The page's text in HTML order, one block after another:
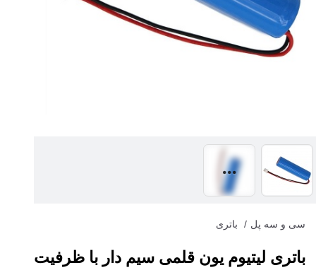
سی و سه پل / باتری
باتری لیتیوم یون قلمی سیم دار با ظرفیت